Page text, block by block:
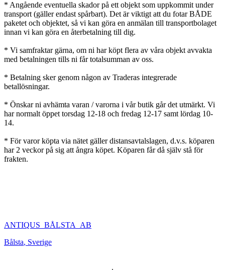
* Angående eventuella skador på ett objekt som uppkommit under
transport (gäller endast spårbart). Det är viktigt att du fotar BÅDE
paketet och objektet, så vi kan göra en anmälan till transportbolaget
innan vi kan göra en återbetalning till dig.
* Vi samfraktar gärna, om ni har köpt flera av våra objekt avvakta
med betalningen tills ni får totalsumman av oss.
* Betalning sker genom någon av Traderas integrerade
betallösningar.
* Önskar ni avhämta varan / varorna i vår butik går det utmärkt. Vi
har normalt öppet torsdag 12-18 och fredag 12-17 samt lördag 10-
14.
* För varor köpta via nätet gäller distansavtalslagen, d.v.s. köparen
har 2 veckor på sig att ångra köpet. Köparen får då själv stå för
frakten.
ANTIQUS_BÅLSTA_AB
Bålsta, Sverige